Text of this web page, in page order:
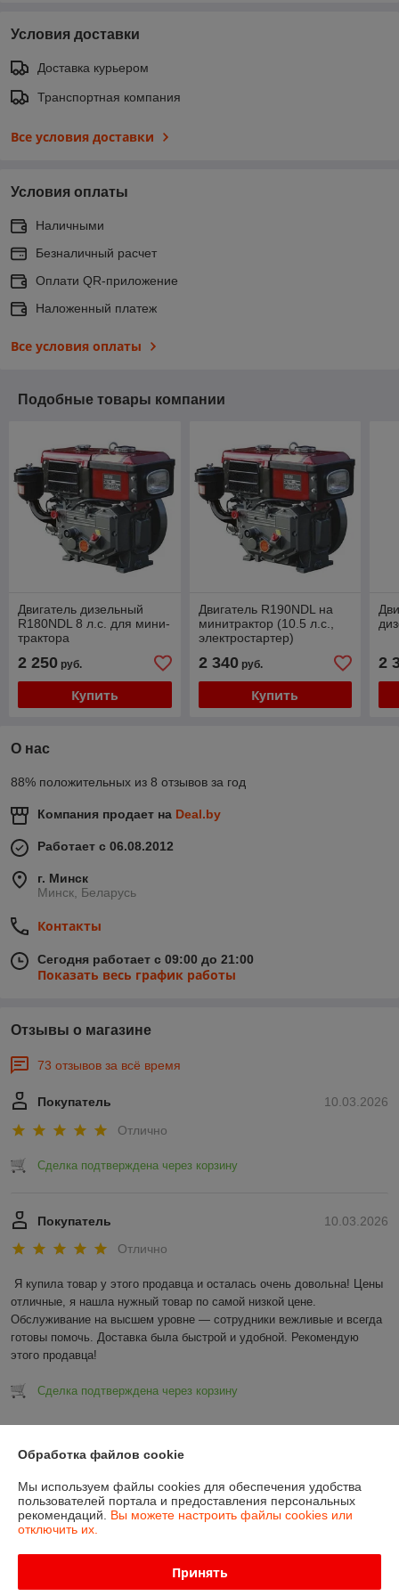
Условия доставки
Доставка курьером
Транспортная компания
Все условия доставки
Условия оплаты
Наличными
Безналичный расчет
Оплати QR-приложение
Наложенный платеж
Все условия оплаты
Подобные товары компании
Двигатель дизельный
R180NDL 8 л.с. для мини-
трактора
2 250 руб.
Купить
Двигатель R190NDL на
минитрактор (10.5 л.с.,
электростартер)
2 340руб.
Купить
2
О нас
88% положительных из 8 отзывов за год
Компания продает на Deal.by
Работает с 06.08.2012
г. Минск
Минск, Беларусь
Контакты
Сегодня работает с 09:00 до 21:00
Показать весь график работы
Отзывы о магазине
73 отзывов за всё время
10.03.2026
Покупатель
Отлично
Сделка подтверждена через корзину
10.03.2026
Покупатель
Отлично
Я купила товар у этого продавца и осталась очень довольна! Цены
отличные, я нашла нужный товар по самой низкой цене.
Обслуживание на высшем уровне — сотрудники вежливые и всегда
готовы помочь. Доставка была быстрой и удобной. Рекомендую
этого продавца!
Сделка подтверждена через корзину
О нас
Контакты
Обработка файлов cookie
Мы используем файлы cookies для обеспечения удобства
пользователей портала и предоставления персональных
рекомендаций. Вы можете настроить файлы cookies или
отключить их.
Принять